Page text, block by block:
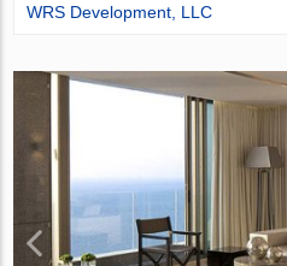
WRS Development, LLC